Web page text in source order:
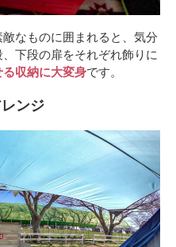
なものに囲まれると、気分
下段の扉をそれぞれ飾りに
収納に大変身です。
ンジ